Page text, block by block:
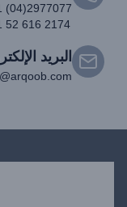
(04)2977077
52 616 2174
البريد